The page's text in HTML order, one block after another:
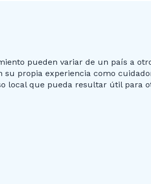
pueden variar de un país a
su propia experiencia como
local que pueda resultar útil para